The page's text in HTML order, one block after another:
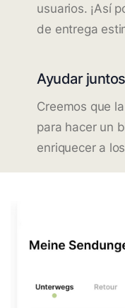
usuarios. ¡Así
de entrega
Ayudar
Creemos que
para hacer un
enriquecer a